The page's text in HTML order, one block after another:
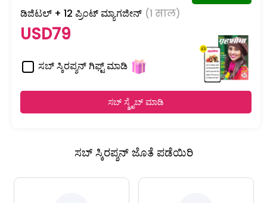
ಡಿಜಿಟಲ್ + 12 ಪ್ರಿಂಟ್ ಮ್ಯಾಗಜೀನ್ (1 साल)
USD79
ಸಬ್ ಸ್ಕಿರಪ್ಶನ್ ಗಿಫ್ಟ್ ಮಾಡಿ
ಸಬ್ ಸ್ಕ್ರೈಬ್ ಮಾಡಿ
ಸಬ್ ಸ್ಕಿರಪ್ಶನ್ ಜೊತೆ ಪಡೆಯಿರಿ